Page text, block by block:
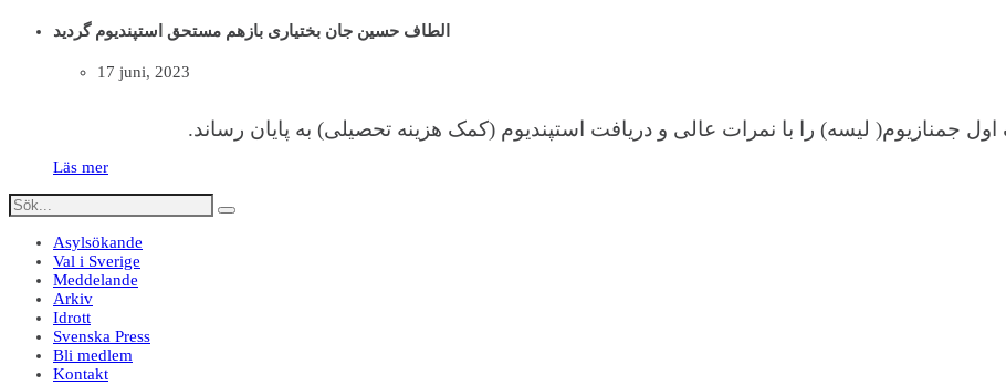
الطاف حسین جان بختیاری بازهم مستحق استپندیوم گردید
17 juni, 2023
جمنازیوم( لیسه) را با نمرات عالی و دریافت استپندیوم (کمک هزینه تحصیلی) به پایان رساند.
Läs mer
Asylsökande
Val i Sverige
Meddelande
Arkiv
Idrott
Svenska Press
Bli medlem
Kontakt